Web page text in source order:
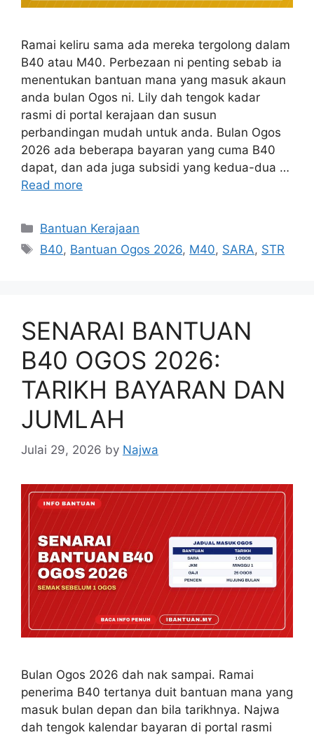
Ramai keliru sama ada mereka tergolong dalam
B40 atau M40. Perbezaan ni penting sebab ia
menentukan bantuan mana yang masuk akaun
anda bulan Ogos ni. Lily dah tengok kadar
rasmi di portal kerajaan dan susun
perbandingan mudah untuk anda. Bulan Ogos
2026 ada beberapa bayaran yang cuma B40
dapat, dan ada juga subsidi yang kedua-dua …
Read more
Categories
Bantuan Kerajaan
Tags
B40, Bantuan Ogos 2026, M40, SARA, STR
SENARAI BANTUAN
B40 OGOS 2026:
TARIKH BAYARAN DAN
JUMLAH
Julai 29, 2026 by Najwa
Bulan Ogos 2026 dah nak sampai. Ramai
penerima B40 tertanya duit bantuan mana yang
masuk bulan depan dan bila tarikhnya. Najwa
dah tengok kalendar bayaran di portal rasmi